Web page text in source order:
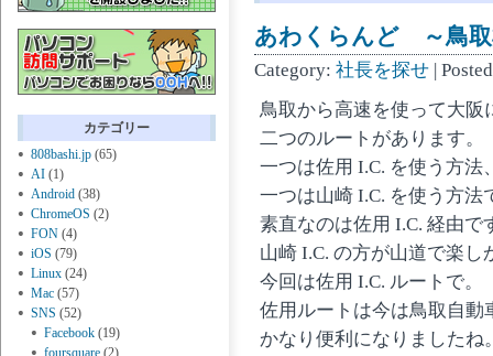
カテゴリー
808bashi.jp (65)
AI (1)
Android (38)
ChromeOS (2)
FON (4)
iOS (79)
Linux (24)
Mac (57)
SNS (52)
Facebook (19)
foursquare (2)
あわくらんど ～鳥取
Category: 社長を探せ |
鳥取から高速を使って大阪
二つのルートがあります。
一つは佐用 I.C. を使う方法
一つは山崎 I.C. を使う方法
素直なのは佐用 I.C. 経由で
山崎 I.C. の方が山道で楽し
今回は佐用 I.C. ルートで。
佐用ルートは今は鳥取自動
かなり便利になりましたね